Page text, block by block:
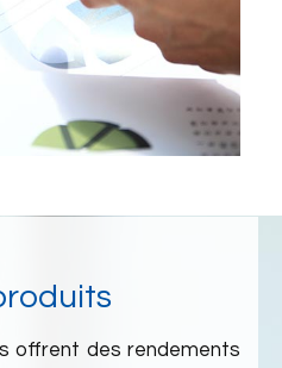
offrent des rendements